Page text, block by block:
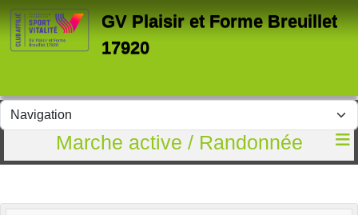
GV Plaisir et Forme Breuillet
17920
Marche active / Randonnée
Panneau de gestion des cookies